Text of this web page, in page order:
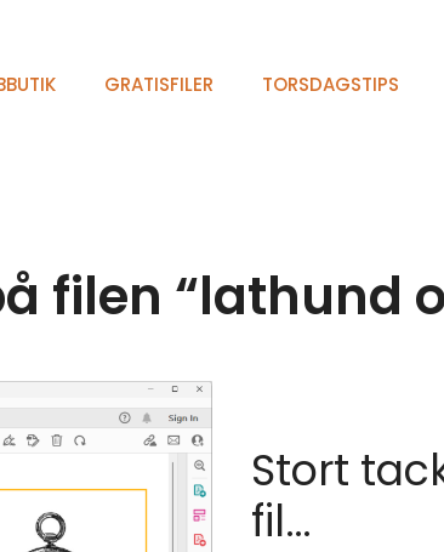
GRATISFILER TORSDAGSTIPS
filen “lathund
Stort
fil…